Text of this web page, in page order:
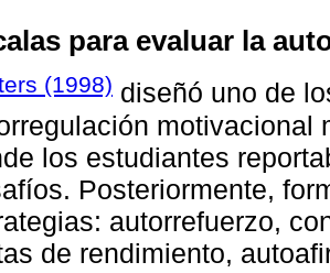
para evaluar la
(1998) diseñó uno de
motivacional
los estudiantes
Posteriormente,
autorrefuerzo,
de rendimiento,